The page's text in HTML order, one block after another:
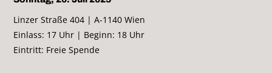
Linzer Straße 404 | A-1140 Wien
Einlass: 17 Uhr | Beginn: 18 Uhr
Eintritt: Freie Spende